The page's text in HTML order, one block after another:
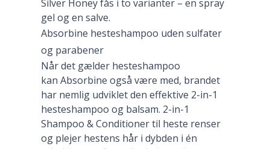
Silver Honey fås i to varianter – en spray
gel og en salve.
Absorbine hesteshampoo uden sulfater
og parabener
Når det gælder hesteshampoo
kan Absorbine også være med, brandet
har nemlig udviklet den effektive 2-in-1
hesteshampoo og balsam. 2-in-1
Shampoo & Conditioner til heste renser
og plejer hestens hår i dybden i én